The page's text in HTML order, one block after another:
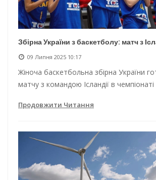
Збірна України з баскетболу: матч з
09 Липня 2025 10:17
Жіноча баскетбольна збірна України
матчу з командою Ісландії в
Продовжити Читання